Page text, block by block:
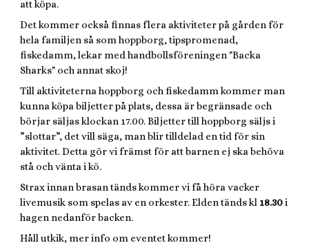
att köpa.
Det kommer också finnas flera aktiviteter på gården för
hela familjen så som hoppborg, tipspromenad,
fiskedamm, lekar med handbollsföreningen "Backa
Sharks" och annat skoj!
Till aktiviteterna hoppborg och fiskedamm kommer man
kunna köpa biljetter på plats, dessa är begränsade och
börjar säljas klockan 17.00. Biljetter till hoppborg säljs i
”slottar”, det vill säga, man blir tilldelad en tid för sin
aktivitet. Detta gör vi främst för att barnen ej ska behöva
stå och vänta i kö.
Strax innan brasan tänds kommer vi få höra vacker
livemusik som spelas av en orkester. Elden tänds kl 18.30i
hagen nedanför backen.
Håll utkik, mer info om eventet kommer!